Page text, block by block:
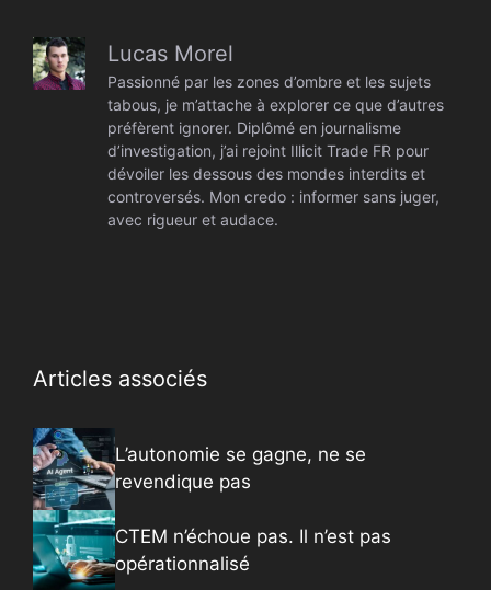
Lucas Morel
Passionné par les zones d’ombre et les sujets
tabous, je m’attache à explorer ce que d’autres
préfèrent ignorer. Diplômé en journalisme
d’investigation, j’ai rejoint Illicit Trade FR pour
dévoiler les dessous des mondes interdits et
controversés. Mon credo : informer sans juger,
avec rigueur et audace.
Articles associés
L’autonomie se gagne, ne se
revendique pas
CTEM n’échoue pas. Il n’est pas
opérationnalisé